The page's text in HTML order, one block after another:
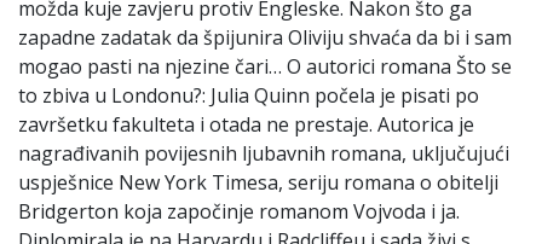
možda kuje zavjeru protiv Engleske. Nakon što ga
zapadne zadatak da špijunira Oliviju shvaća da bi i sam
mogao pasti na njezine čari… O autorici romana Što se
to zbiva u Londonu?: Julia Quinn počela je pisati po
završetku fakulteta i otada ne prestaje. Autorica je
nagrađivanih povijesnih ljubavnih romana, uključujući
uspješnice New York Timesa, seriju romana o obitelji
Bridgerton koja započinje romanom Vojvoda i ja.